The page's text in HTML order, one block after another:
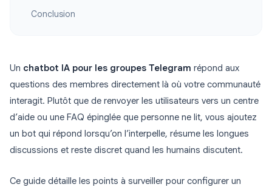
Conclusion
Un chatbot IA pour les groupes Telegram répond aux
questions des membres directement là où votre communauté
interagit. Plutôt que de renvoyer les utilisateurs vers un centre
d’aide ou une FAQ épinglée que personne ne lit, vous ajoutez
un bot qui répond lorsqu’on l’interpelle, résume les longues
discussions et reste discret quand les humains discutent.
Ce guide détaille les points à surveiller pour configurer un